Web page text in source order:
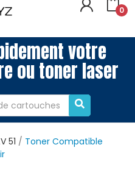
0
votre
ou toner laser
51
Toner Compatible